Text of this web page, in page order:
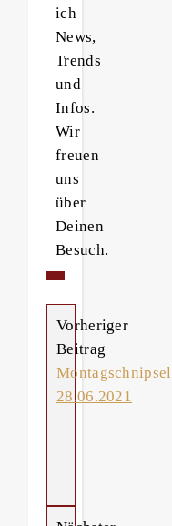
ich
News,
Trends
und
Infos.
Wir
freuen
uns
über
Deinen
Besuch.
Vorheriger
Beitrag
Montagschnipsel
28.06.2021